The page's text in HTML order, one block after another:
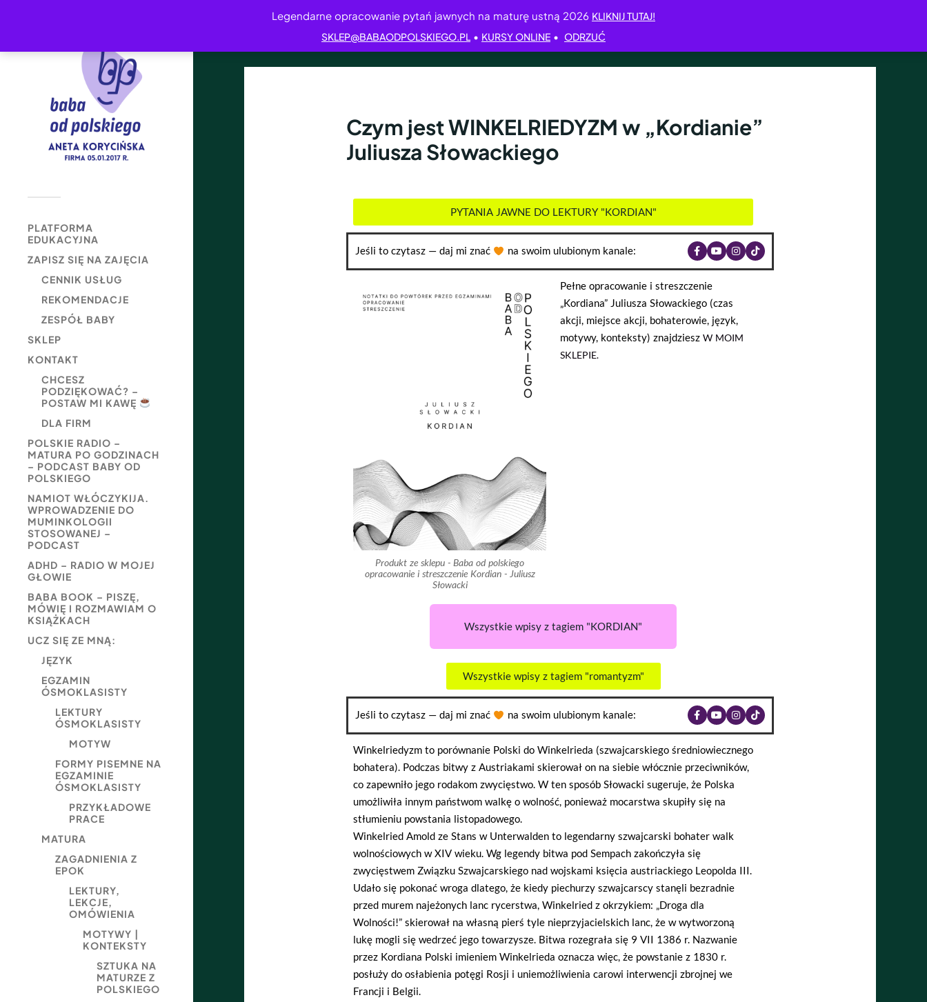
Legendarne opracowanie pytań jawnych na maturę ustną 2026 KLIKNIJ TUTAJ!
SKLEP@BABAODPOLSKIEGO.PL • KURSY ONLINE • ODRZUĆ
PLATFORMA
EDUKACYJNA
ZAPISZ SIĘ NA ZAJĘCIA
CENNIK USŁUG
REKOMENDACJE
ZESPÓŁ BABY
SKLEP
KONTAKT
CHCESZ
PODZIĘKOWAĆ? –
POSTAW MI KAWĘ
DLA FIRM
POLSKIE RADIO –
MATURA PO GODZINACH
– PODCAST BABY OD
POLSKIEGO
NAMIOT WŁÓCZYKIJA.
WPROWADZENIE DO
MUMINKOLOGII
STOSOWANEJ –
PODCAST
ADHD – RADIO W MOJEJ
GŁOWIE
BABA BOOK – PISZĘ,
MÓWIĘ I ROZMAWIAM O
KSIĄŻKACH
UCZ SIĘ ZE MNĄ:
JĘZYK
EGZAMIN
ÓSMOKLASISTY
LEKTURY
ÓSMOKLASISTY
MOTYW
FORMY PISEMNE NA
EGZAMINIE
ÓSMOKLASISTY
PRZYKŁADOWE
PRACE
MATURA
ZAGADNIENIA Z
EPOK
LEKTURY,
LEKCJE,
OMÓWIENIA
MOTYWY |
KONTEKSTY
SZTUKA NA
MATURZE Z
POLSKIEGO
Czym jest WINKELRIEDYZM w „Kordianie”
Juliusza Słowackiego
PYTANIA JAWNE DO LEKTURY "KORDIAN"
Jeśli to czytasz — daj mi znać na swoim ulubionym kanale:
Produkt ze sklepu - Baba od polskiego
opracowanie i streszczenie Kordian - Juliusz
Słowacki
Pełne opracowanie i streszczenie
„Kordiana” Juliusza Słowackiego (czas
akcji, miejsce akcji, bohaterowie, język,
motywy, konteksty) znajdziesz W MOIM
SKLEPIE.
Wszystkie wpisy z tagiem "KORDIAN"
Wszystkie wpisy z tagiem "romantyzm"
Jeśli to czytasz — daj mi znać na swoim ulubionym kanale:
Winkelriedyzm to porównanie Polski do Winkelrieda (szwajcarskiego średniowiecznego
bohatera). Podczas bitwy z Austriakami skierował on na siebie włócznie przeciwników,
co zapewniło jego rodakom zwycięstwo. W ten sposób Słowacki sugeruje, że Polska
umożliwiła innym państwom walkę o wolność, ponieważ mocarstwa skupiły się na
stłumieniu powstania listopadowego.
Winkelried Amold ze Stans w Unterwalden to legendarny szwajcarski bohater walk
wolnościowych w XIV wieku. Wg legendy bitwa pod Sempach zakończyła się
zwycięstwem Związku Szwajcarskiego nad wojskami księcia austriackiego Leopolda III.
Udało się pokonać wroga dlatego, że kiedy piechurzy szwajcarscy stanęli bezradnie
przed murem najeżonych lanc rycerstwa, Winkelried z okrzykiem: „Droga dla
Wolności!” skierował na własną pierś tyle nieprzyjacielskich lanc, że w wytworzoną
lukę mogli się wedrzeć jego towarzysze. Bitwa rozegrała się 9 VII 1386 r. Nazwanie
przez Kordiana Polski imieniem Winkelrieda oznacza więc, że powstanie z 1830 r.
posłuży do osłabienia potęgi Rosji i uniemożliwienia carowi interwencji zbrojnej we
Francji i Belgii.